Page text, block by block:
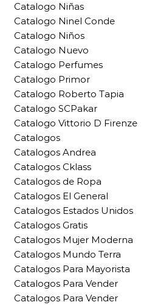
Catalogo Niñas
Catalogo Ninel Conde
Catalogo Niños
Catalogo Nuevo
Catalogo Perfumes
Catalogo Primor
Catalogo Roberto Tapia
Catalogo SCPakar
Catalogo Vittorio D Firenze
Catalogos
Catalogos Andrea
Catalogos Cklass
Catalogos de Ropa
Catalogos El General
Catalogos Estados Unidos
Catalogos Gratis
Catalogos Mujer Moderna
Catalogos Mundo Terra
Catalogos Para Mayorista
Catalogos Para Vender
Catalogos Para Vender